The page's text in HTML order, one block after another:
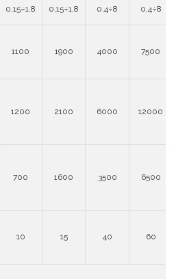
0,15÷1,8 0,15÷1,8 0,4÷8 0,4÷8
1100 1900 4000 7500
1200 2100 6000 12000
700 1600 3500 6500
10 15 40 60